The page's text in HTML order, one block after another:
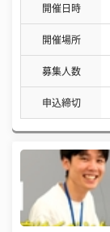
開催日時
開催場所
募集人数
申込締切